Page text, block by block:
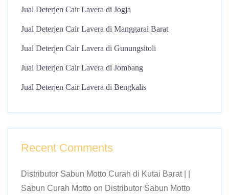
Jual Deterjen Cair Lavera di Jogja
Jual Deterjen Cair Lavera di Manggarai Barat
Jual Deterjen Cair Lavera di Gunungsitoli
Jual Deterjen Cair Lavera di Jombang
Jual Deterjen Cair Lavera di Bengkalis
Recent Comments
Distributor Sabun Motto Curah di Kutai Barat | |
Sabun Curah Motto on Distributor Sabun Motto